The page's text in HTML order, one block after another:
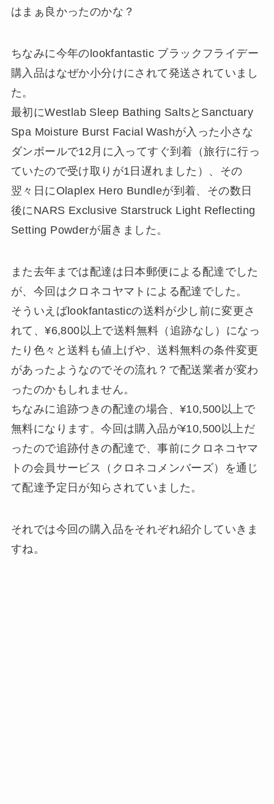
はまぁ良かったのかな？
ちなみに今年のlookfantastic ブラックフライデー
購入品はなぜか小分けにされて発送されていまし
た。
最初にWestlab Sleep Bathing SaltsとSanctuary
Spa Moisture Burst Facial Washが入った小さな
ダンボールで12月に入ってすぐ到着（旅行に行っ
ていたので受け取りが1日遅れました）、その
翌々日にOlaplex Hero Bundleが到着、その数日
後にNARS Exclusive Starstruck Light Reflecting
Setting Powderが届きました。
また去年までは配達は日本郵便による配達でした
が、今回はクロネコヤマトによる配達でした。
そういえばlookfantasticの送料が少し前に変更さ
れて、¥6,800以上で送料無料（追跡なし）になっ
たり色々と送料も値上げや、送料無料の条件変更
があったようなのでその流れ？で配送業者が変わ
ったのかもしれません。
ちなみに追跡つきの配達の場合、¥10,500以上で
無料になります。今回は購入品が¥10,500以上だ
ったので追跡付きの配達で、事前にクロネコヤマ
トの会員サービス（クロネコメンバーズ）を通じ
て配達予定日が知らされていました。
それでは今回の購入品をそれぞれ紹介していきま
すね。